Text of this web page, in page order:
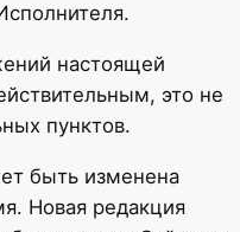
настоящей
это не
пунктов.
быть изменена
Новая редакция